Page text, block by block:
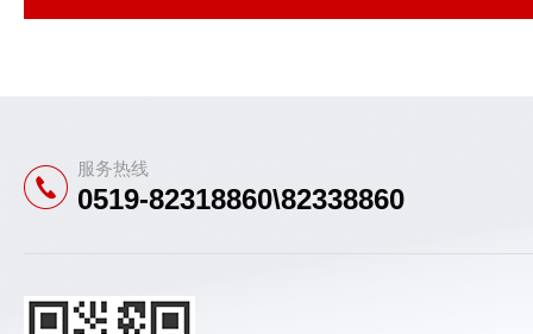
服务热线
0519-82318860\82338860